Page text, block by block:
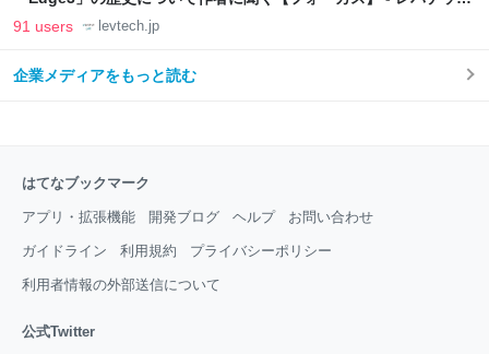
LAB
91 users levtech.jp
企業メディアをもっと読む
はてなブックマーク
アプリ・拡張機能 開発ブログ ヘルプ お問い合わせ
ガイドライン 利用規約 プライバシーポリシー
利用者情報の外部送信について
公式Twitter